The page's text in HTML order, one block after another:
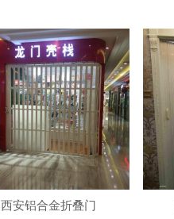
西安铝合金折叠门